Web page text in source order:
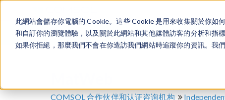
此網站會儲存你電腦的 Cookie。這些 Cookie 是用來收集關於你
和自訂你的瀏覽體驗，以及關於此網站和其他媒體訪客的分析和指
如果你拒絕，那麼我們不會在你造訪我們網站時追蹤你的資訊。我
COMSOL 合作伙伴和认证咨询机构